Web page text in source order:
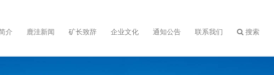
介 鹿洼新闻 矿长致辞 企业文化 通知公告 联系我们 搜索